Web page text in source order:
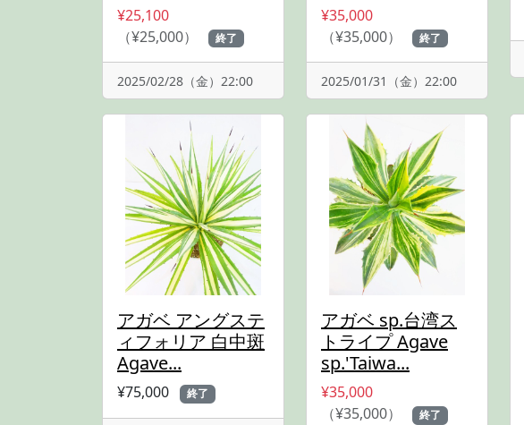
¥25,100
（¥25,000）
終了
2025/02/28（金）22:00
¥35,000
（¥35,000）
終了
2025/01/31（金）22:00
アガベ アングステ
ィフォリア 白中斑
Agave...
¥75,000 終了
アガベ sp.台湾ス
トライプ Agave
sp.'Taiwa...
¥35,000
（¥35,000）
終了